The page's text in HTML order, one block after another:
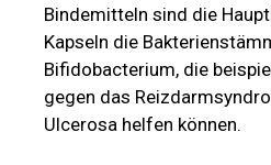
Bindemitteln sind die
Kapseln die
Bifidobacterium, die
gegen das
Ulcerosa helfen können.